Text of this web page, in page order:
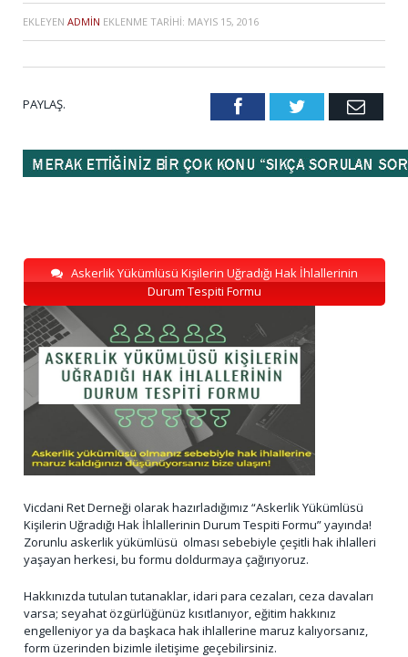
EKLEYEN ADMIN EKLENME TARIHI: MAYIS 15, 2016
PAYLAŞ. FacebookTwitter Email
Askerlik Yükümlüsü Kişilerin Uğradığı Hak İhlallerinin
Durum Tespiti Formu
Vicdani Ret Derneği olarak hazırladığımız “Askerlik Yükümlüsü
Kişilerin Uğradığı Hak İhlallerinin Durum Tespiti Formu” yayında!
Zorunlu askerlik yükümlüsü olması sebebiyle çeşitli hak ihlalleri
yaşayan herkesi, bu formu doldurmaya çağırıyoruz.
Hakkınızda tutulan tutanaklar, idari para cezaları, ceza davaları
varsa; seyahat özgürlüğünüz kısıtlanıyor, eğitim hakkınız
engelleniyor ya da başkaca hak ihlallerine maruz kalıyorsanız,
form üzerinden bizimle iletişime geçebilirsiniz.